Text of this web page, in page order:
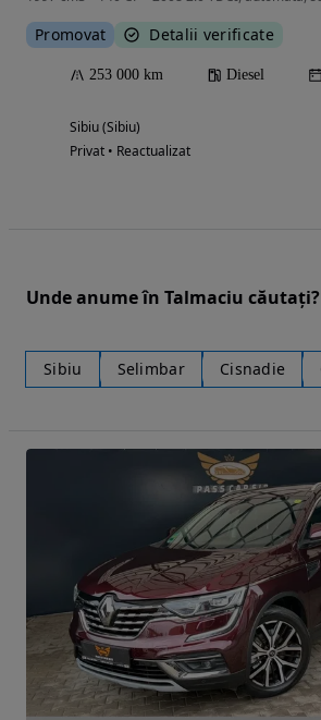
Promovat Detalii verificate
253 000 km Diesel
Sibiu (Sibiu)
Privat • Reactualizat
Unde anume în Talmaciu căutați?
Sibiu Selimbar Cisnadie